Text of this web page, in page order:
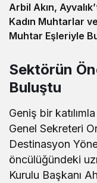
Arbil Akın,
Kadın Muhtarlar ve
Muhtar Eşleriyle
Sektörün
Buluştu
Geniş bir
Genel Sekreteri
Destinasyon
öncülüğündeki
Kurulu Başkanı